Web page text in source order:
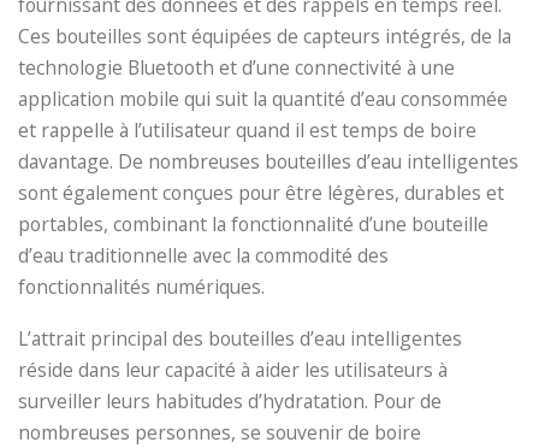
Ces bouteilles sont équipées de capteurs intégrés, de la
technologie Bluetooth et d’une connectivité à une
application mobile qui suit la quantité d’eau consommée
et rappelle à l’utilisateur quand il est temps de boire
davantage. De nombreuses bouteilles d’eau intelligentes
sont également conçues pour être légères, durables et
portables, combinant la fonctionnalité d’une bouteille
d’eau traditionnelle avec la commodité des
fonctionnalités numériques.
L’attrait principal des bouteilles d’eau intelligentes
réside dans leur capacité à aider les utilisateurs à
surveiller leurs habitudes d’hydratation. Pour de
nombreuses personnes, se souvenir de boire